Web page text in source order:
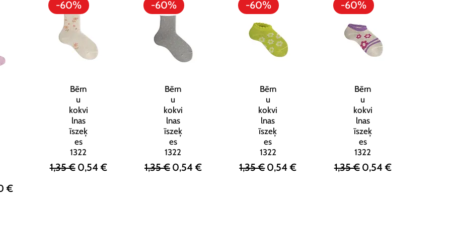
cena
€
-60%
Bērn
u
kokvi
lnas
īszeķ
es
1322
Parastā cena
1,35 € Izpārdošanas cena
0,54 €
-60%
Bērn
u
kokvi
lnas
īszeķ
es
1322
Parastā cena
1,35 € Izpārdošanas cena
0,54 €
-60%
Bērn
u
kokvi
lnas
īszeķ
es
1322
Parastā cena
1,35 €Izpārdošanas cena
0,54 €
-60%
Bērn
u
kokvi
lnas
īszeķ
es
1322
Parastā cena
1,35 € Izpārdošanas cena
0,54 €